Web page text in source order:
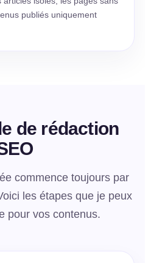
publiés uniquement
de rédaction
commence toujours par
les étapes que je peux
pour vos contenus.